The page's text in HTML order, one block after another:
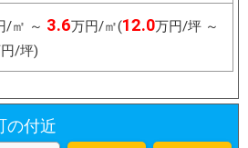
/㎡ ～ 3.6万円/㎡(12.0万円/坪 ～
/坪)
の付近